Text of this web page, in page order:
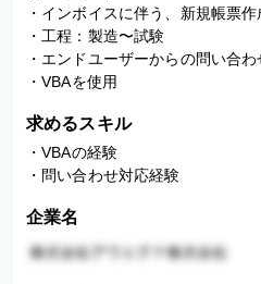
・インボイスに伴う、新規帳票
・工程：製造〜試験
・エンドユーザーからの問い合
・VBAを使用
求めるスキル
・VBAの経験
・問い合わせ対応経験
企業名